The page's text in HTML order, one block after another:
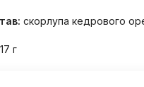
скорлупа кедрового
г